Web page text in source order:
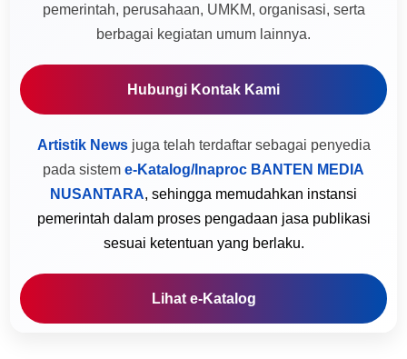
pemerintah, perusahaan, UMKM, organisasi, serta
berbagai kegiatan umum lainnya.
Hubungi Kontak Kami
Artistik Newsjuga telah terdaftar sebagai penyedia
pada sistem e-Katalog/Inaproc BANTEN MEDIA
NUSANTARA, sehingga memudahkan instansi
pemerintah dalam proses pengadaan jasa publikasi
sesuai ketentuan yang berlaku.
Lihat e-Katalog